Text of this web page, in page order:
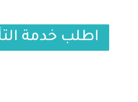
اطلب خدمة